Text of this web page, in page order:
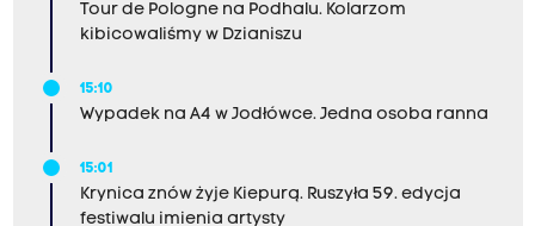
Tour de Pologne na Podhalu. Kolarzom
kibicowaliśmy w Dzianiszu
15:10
Wypadek na A4 w Jodłówce. Jedna osoba ranna
15:01
Krynica znów żyje Kiepurą. Ruszyła 59. edycja
festiwalu imienia artysty